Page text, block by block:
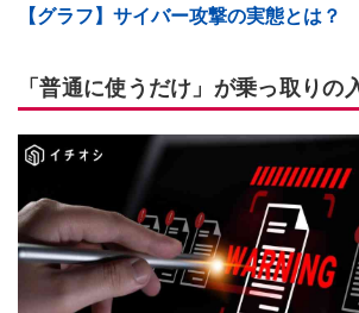
【グラフ】サイバー攻撃の実態とは？
「普通に使うだけ」が乗っ取りの